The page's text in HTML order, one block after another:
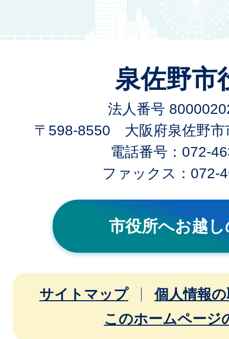
泉佐野市
法人番号
〒598-8550 大阪府泉佐野市
電話番号：072-
ファックス：072-
市役所へお越
サイトマップ
個人情報
このホームページ